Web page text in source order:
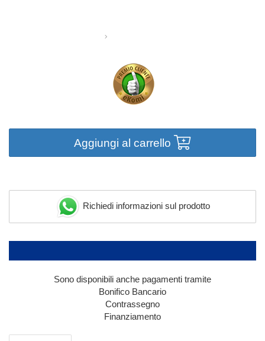
Aggiungi al carrello
Richiedi informazioni sul prodotto
Sono disponibili anche pagamenti tramite
Bonifico Bancario
Contrassegno
Finanziamento